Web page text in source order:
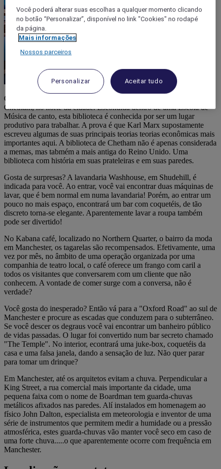
Gosta de ler num ambiente calmo e quieto? Dirija-se à biblioteca de
Chetham, no norte da cidade. Escondida dentro de uma Escola de
Música de canto, esta biblioteca é conhecida por ser um lugar
produtivo para trabalhar. A prova é que Karl Marx supostamente
escreveu algumas de suas principais teorias teorias econômicas mais
importantes aqui. A biblioteca de Chetham não é apenas considerada
a memas, mas tabmém a mais antiga do Reino Unido. Uma
biblioteca com história em suas prateleiras e em suas paredes.
Gosta de surpresas? A lavandaria Washhouse, em Shudehill, é
indicada para você. Ao entrar, você vai encontrar duas máquinas de
lavar, que é bem normal em numa lavandaria! Porém, ao entrar um
pouco no mais espaço, encontrará um bar com coquetéis, de tão
discreto torna-se elegante. Aparentemente lavar a roupa também
pode ser divertido!
No Kabana café, localizado no Northern Quarter, o bairro da moda
em Manchester, os tagarelas são recompensados. Efetivamente, uma
vez por mês, no âmbito de uma operação organizada por uma
companhia de teatro local, o café oferece um frango com caril a
todos os visitantes que conversarem com um cliente que não
conhecem. A vontade de comer surge com a conversa, não é
verdade?
Você gosta do inesperado? Então vá para a "Oxford Road" ao sul de
Manchester e procure as escadas que conduzem para o subterrâneo.
Se você descer os degraus você vai encontrar um banheiro público
de vidas passadas. O lugar foi convertido num bar secreto chamado
"The Temple". No interior, econtrará uma juke-box, coquetéis da
casa e uma falsa janela, dando a sensação de luz. Não quer parar
para tomar um drinque?
Em Manchester, até os arquitetos evitam a chuva. Perpendicular a
King Street, a rua comercial mais importante da cidade, uma
pequena faixa com o nome de Boardman tem guarda-chuvas
metálicos afixados nas paredes. Alí instalados em homenagem ao
físico John Dalton, especialista em meteorologia e inventor de uma
série de instrumentos que permitem medir a humidade ou a pressão
atmosférica, estes guarda-chuvas vão manter você seco em caso de
uma forte chuva.....o que aparentemente ocorre com frequência em
Manchester.
Você poderá alterar suas escolhas a qualquer momento clicando
no botão “Personalizar”, disponível no link "Cookies" no rodapé
da página.
Mais informações
Nossos parceiros
Personalizar Aceitar tudo